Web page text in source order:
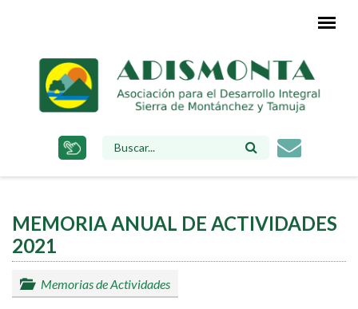
principal
BÚSQUEDA
MEMORIA ANUAL DE ACTIVIDADES
2021
Memorias de Actividades